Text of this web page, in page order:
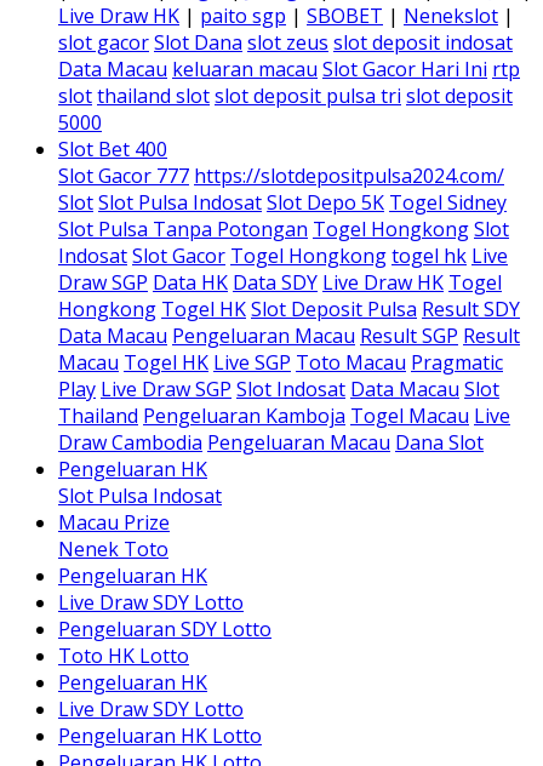
Live Draw HK | paito sgp | SBOBET | Nenekslot |
slot gacorSlot Dana slot zeus slot deposit indosat
Data Macau keluaran macau Slot Gacor Hari Ini rtp
slotthailand slotslot deposit pulsa tri slot deposit
5000
Slot Bet 400
Slot Gacor 777 https://slotdepositpulsa2024.com/
SlotSlot Pulsa IndosatSlot Depo 5K Togel Sidney
Slot Pulsa Tanpa Potongan Togel HongkongSlot
IndosatSlot Gacor Togel Hongkongtogel hk Live
Draw SGP Data HK Data SDY Live Draw HK Togel
Hongkong Togel HKSlot Deposit Pulsa Result SDY
Data Macau Pengeluaran Macau Result SGP Result
Macau Togel HK Live SGP Toto Macau Pragmatic
Play Live Draw SGP Slot Indosat Data Macau Slot
Thailand Pengeluaran Kamboja Togel Macau Live
Draw Cambodia Pengeluaran Macau Dana Slot
Pengeluaran HK
Slot Pulsa Indosat
Macau Prize
Nenek Toto
Pengeluaran HK
Live Draw SDY Lotto
Pengeluaran SDY Lotto
Toto HK Lotto
Pengeluaran HK
Live Draw SDY Lotto
Pengeluaran HK Lotto